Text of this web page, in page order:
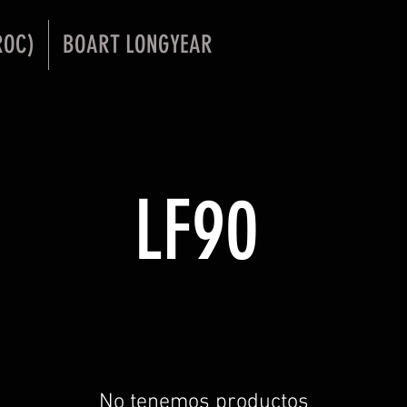
BOART LONGYEAR
LF90